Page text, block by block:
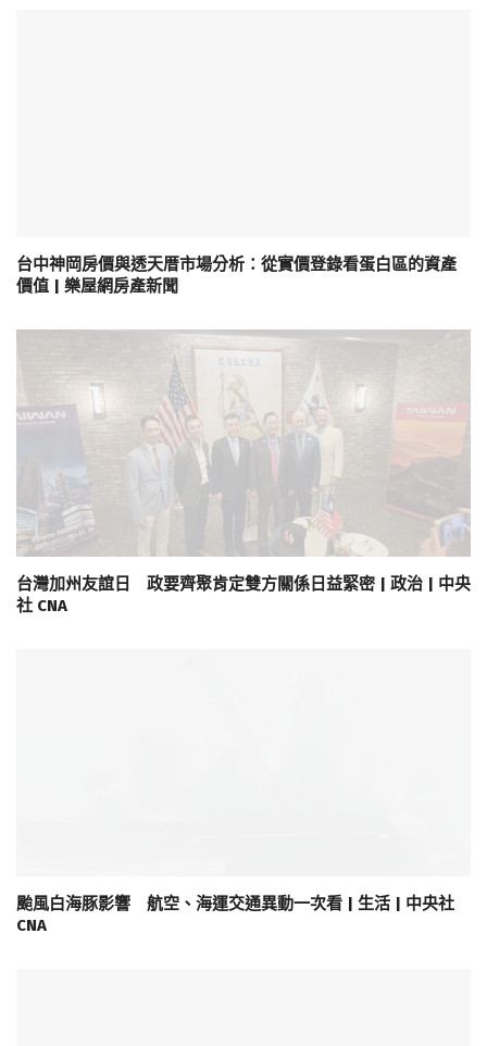
台中神岡房價與透天厝市場分析：從實價登錄看蛋白區的資產
價值 | 樂屋網房產新聞
台灣加州友誼日 政要齊聚肯定雙方關係日益緊密 | 政治 | 中央
社 CNA
颱風白海豚影響 航空、海運交通異動一次看 | 生活 | 中央社
CNA